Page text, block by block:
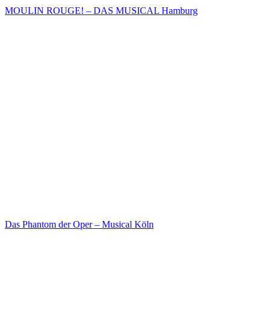
MOULIN ROUGE! – DAS MUSICAL Hamburg
Das Phantom der Oper – Musical Köln